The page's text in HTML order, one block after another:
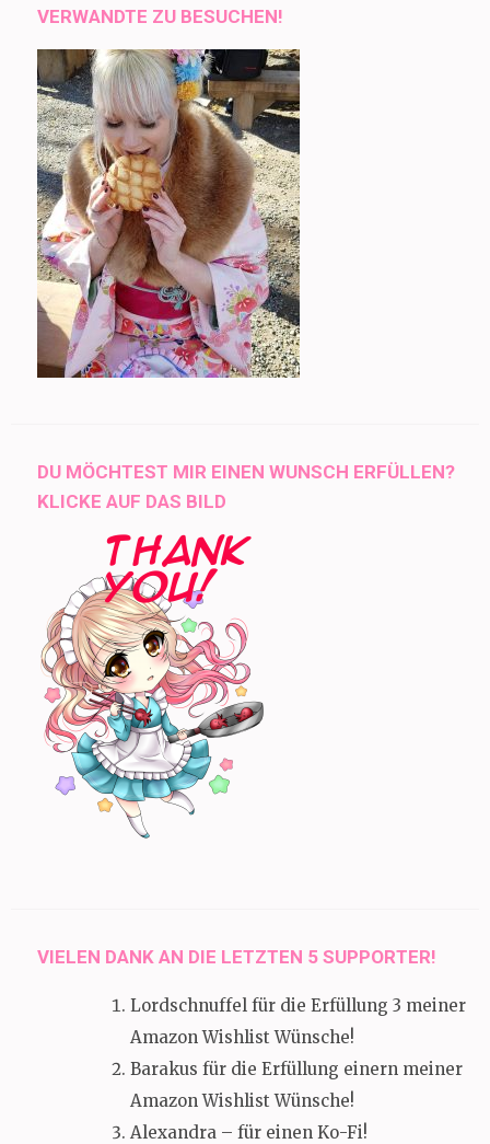
VERWANDTE ZU BESUCHEN!
DU MÖCHTEST MIR EINEN WUNSCH ERFÜLLEN?
KLICKE AUF DAS BILD
VIELEN DANK AN DIE LETZTEN 5 SUPPORTER!
Lordschnuffel für die Erfüllung 3 meiner
Amazon Wishlist Wünsche!
Barakus für die Erfüllung einern meiner
Amazon Wishlist Wünsche!
Alexandra – für einen Ko-Fi!